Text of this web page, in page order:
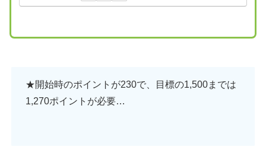
★開始時のポイントが230で、目標の1,500までは
1,270ポイントが必要…